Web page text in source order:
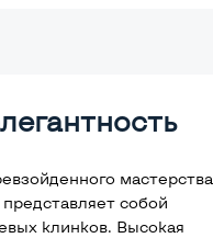
мастерства
собой
клинков. Высокая